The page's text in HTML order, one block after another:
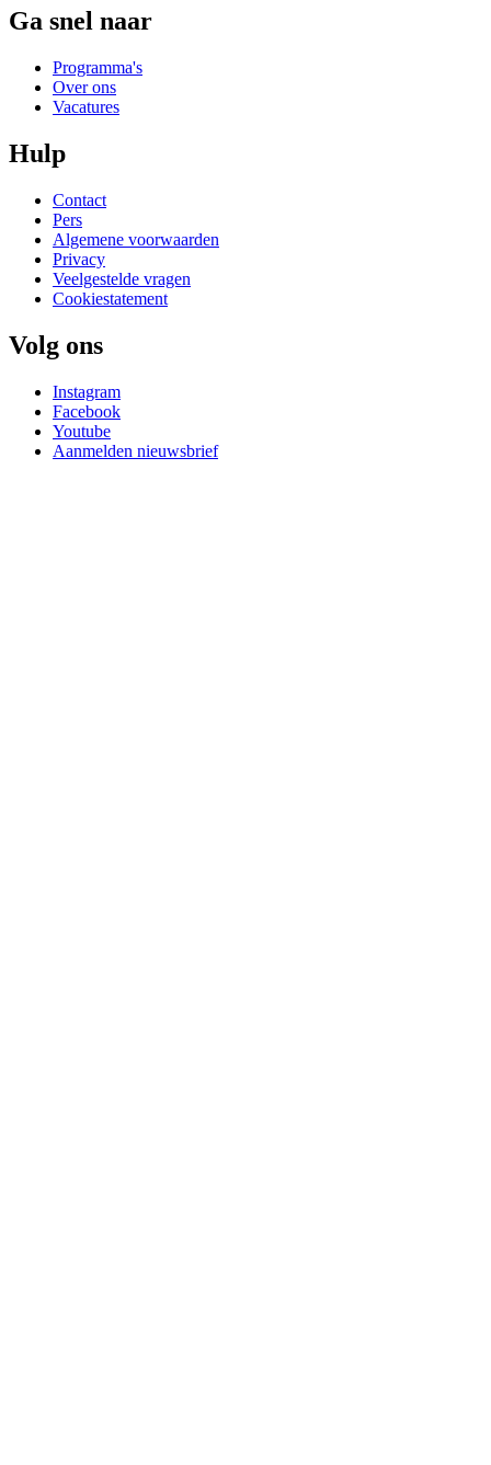
Ga snel naar
Programma's
Over ons
Vacatures
Hulp
Contact
Pers
Algemene voorwaarden
Privacy
Veelgestelde vragen
Cookiestatement
Volg ons
Instagram
Facebook
Youtube
Aanmelden nieuwsbrief